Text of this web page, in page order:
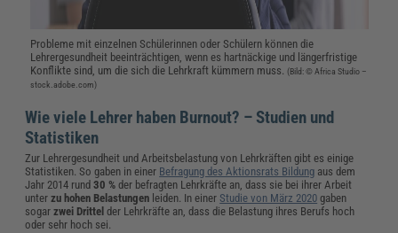
Probleme mit einzelnen Schülerinnen oder Schülern können die
Lehrergesundheit beeinträchtigen, wenn es hartnäckige und längerfristige
Konflikte sind, um die sich die Lehrkraft kümmern muss. (Bild: © Africa Studio –
stock.adobe.com)
Wie viele Lehrer haben Burnout? – Studien und
Statistiken
Zur Lehrergesundheit und Arbeitsbelastung von Lehrkräften gibt es einige
Statistiken. So gaben in einer Befragung des Aktionsrats Bildung aus dem
Jahr 2014 rund30 % der befragten Lehrkräfte an, dass sie bei ihrer Arbeit
unterzu hohen Belastungen leiden. In einerStudie von März 2020 gaben
sogarzwei Drittel der Lehrkräfte an, dass die Belastung ihres Berufs hoch
oder sehr hoch sei.